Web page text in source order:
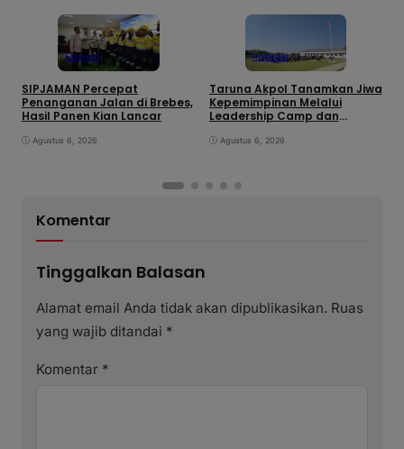
Ekonomi
SIPJAMAN Percepat
Penanganan Jalan di Brebes,
Hasil Panen Kian Lancar
Agustus 6, 2026
Inspirasi
Taruna Akpol Tanamkan Jiwa
Kepemimpinan Melalui
Leadership Camp dan
Siswa Sekolah Rakyat
Agustus 6, 2026
Komentar
Tinggalkan Balasan
Alamat email Anda tidak akan dipublikasikan. Ruas
yang wajib ditandai *
Komentar *